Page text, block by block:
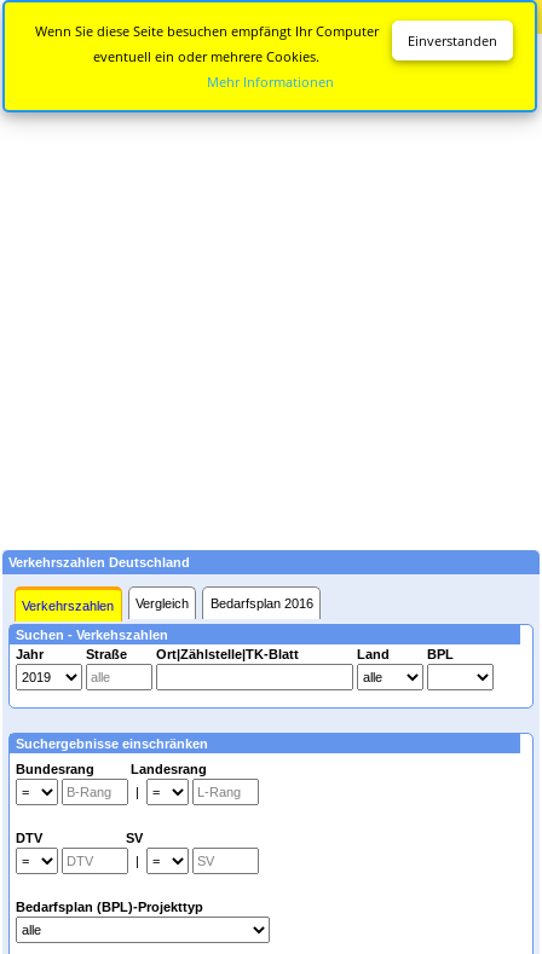
Verkehrszahlen Deutschland
Verkehrszahlen Vergleich Bedarfsplan 2016
Suchen - Verkehszahlen
Jahr
Straße Ort|Zählstelle|TK-Blatt Land BPL
Suchergebnisse einschränken
Bundesrang Landesrang
|
DTV SV
|
Bedarfsplan (BPL)-Projekttyp
Einverstanden
Wenn Sie diese Seite besuchen empfängt Ihr Computer
eventuell ein oder mehrere Cookies.
Mehr Informationen